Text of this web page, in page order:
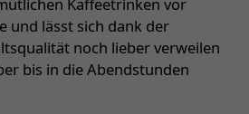
Kaffeetrinken vor
und lässt sich dank der
noch lieber verweilen
bis in die Abendstunden